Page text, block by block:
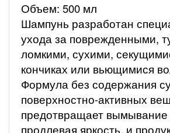
Объем: 500 мл
Шампунь разработан
ухода за поврежденными,
ломкими, сухими,
кончиках или вьющимися
Формула без содержания
поверхностно-активных
предотвращает вымывание
продлевая яркость, и